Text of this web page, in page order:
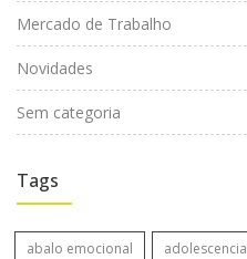
Mercado de Trabalho
Novidades
Sem categoria
Tags
abalo emocional adolescencia